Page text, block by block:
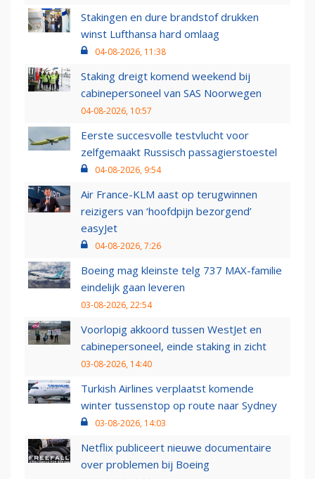
Stakingen en dure brandstof drukken
winst Lufthansa hard omlaag
04-08-2026, 11:38
Staking dreigt komend weekend bij
cabinepersoneel van SAS Noorwegen
04-08-2026, 10:57
Eerste succesvolle testvlucht voor
zelfgemaakt Russisch passagierstoestel
04-08-2026, 9:54
Air France-KLM aast op terugwinnen
reizigers van ‘hoofdpijn bezorgend’
easyJet
04-08-2026, 7:26
Boeing mag kleinste telg 737 MAX-familie
eindelijk gaan leveren
03-08-2026, 22:54
Voorlopig akkoord tussen WestJet en
cabinepersoneel, einde staking in zicht
03-08-2026, 14:40
Turkish Airlines verplaatst komende
winter tussenstop op route naar Sydney
03-08-2026, 14:03
Netflix publiceert nieuwe documentaire
over problemen bij Boeing